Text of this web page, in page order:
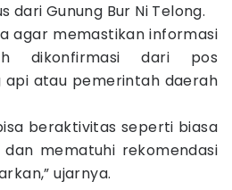
dari Gunung Bur Ni Telong.
agar memastikan informasi
dikonfirmasi dari pos
api atau pemerintah daerah
beraktivitas seperti biasa
mematuhi rekomendasi
ujarnya.